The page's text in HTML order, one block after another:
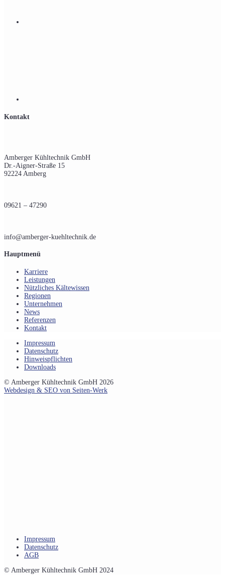
Kontakt
Amberger Kühltechnik GmbH
Dr.-Aigner-Straße 15
92224 Amberg
09621 – 47290
info@amberger-kuehltechnik.de
Hauptmenü
Karriere
Leistungen
Nützliches Kältewissen
Regionen
Unternehmen
News
Referenzen
Kontakt
Impressum
Datenschutz
Hinweispflichten
Downloads
© Amberger Kühltechnik GmbH 2026
Webdesign & SEO von Seiten-Werk
Impressum
Datenschutz
AGB
© Amberger Kühltechnik GmbH 2024